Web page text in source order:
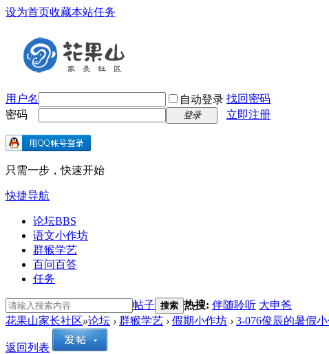
设为首页收藏本站任务
用户名 自动登录 找回密码
密码
登录 立即注册
只需一步，快速开始
快捷导航
论坛BBS
语文小作坊
群猴学艺
百问百答
任务
帖子 搜索 热搜: 伴随聆听 大申爸
花果山家长社区»论坛 › 群猴学艺 › 假期小作坊 › 3-076俊辰的暑假
返回列表